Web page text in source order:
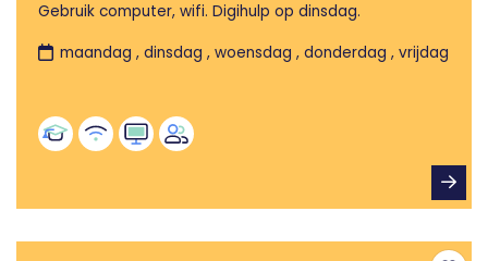
Gebruik computer, wifi. Digihulp op dinsdag.
maandag , dinsdag , woensdag , donderdag , vrijdag